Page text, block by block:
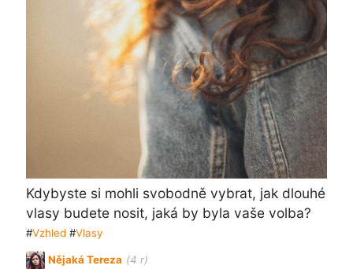
Kdybyste si mohli svobodně vybrat, jak dlouhé
vlasy budete nosit, jaká by byla vaše volba?
#Vzhled #Vlasy
Nějaká Tereza (4 r)